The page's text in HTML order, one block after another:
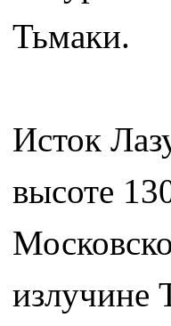
Тьмаки.
Исток
высоте
излучине